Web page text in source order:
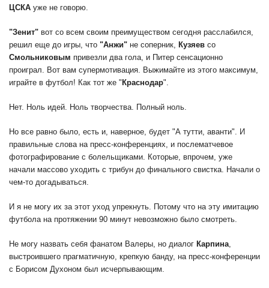
ЦСКА уже не говорю.
"Зенит" вот со всем своим преимуществом сегодня расслабился,
решил еще до игры, что "Анжи" не соперник, Кузяев со
Смольниковым привезли два гола, и Питер сенсационно
проиграл. Вот вам супермотивация. Выжимайте из этого максимум,
играйте в футбол! Как тот же "Краснодар".
Нет. Ноль идей. Ноль творчества. Полный ноль.
Но все равно было, есть и, наверное, будет "А тутти, аванти". И
правильные слова на пресс-конференциях, и послематчевое
фотографирование с болельщиками. Которые, впрочем, уже
начали массово уходить с трибун до финального свистка. Начали о
чем-то догадываться.
И я не могу их за этот уход упрекнуть. Потому что на эту имитацию
футбола на протяжении 90 минут невозможно было смотреть.
Не могу назвать себя фанатом Валеры, но диалог Карпина
выстроившего прагматичную, крепкую банду, на пресс-конференции
с Борисом Духоном был исчерпывающим.